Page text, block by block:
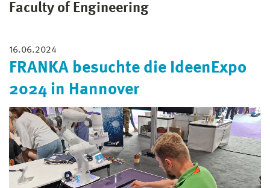
Faculty of Engineering
16.06.2024
FRANKA besuchte die IdeenExpo
2024 in Hannover